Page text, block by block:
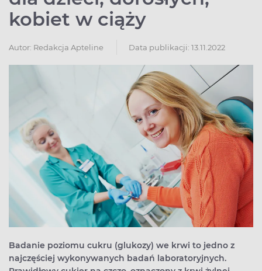
kobiet w ciąży
Autor: Redakcja Apteline Data publikacji: 13.11.2022
Badanie poziomu cukru (glukozy) we krwi to jedno z
najczęściej wykonywanych badań laboratoryjnych.